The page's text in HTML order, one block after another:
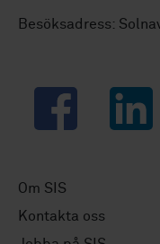
Besöksadress:
Facebook LinkedIn
Om SIS
Kontakta oss